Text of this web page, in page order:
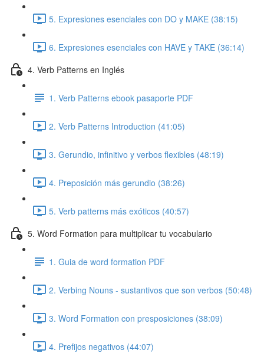
5. Expresiones esenciales con DO y MAKE (38:15)
6. Expresiones esenciales con HAVE y TAKE (36:14)
4. Verb Patterns en Inglés
1. Verb Patterns ebook pasaporte PDF
2. Verb Patterns Introduction (41:05)
3. Gerundio, infinitivo y verbos flexibles (48:19)
4. Preposición más gerundio (38:26)
5. Verb patterns más exóticos (40:57)
5. Word Formation para multiplicar tu vocabulario
1. Guia de word formation PDF
2. Verbing Nouns - sustantivos que son verbos (50:48)
3. Word Formation con presposiciones (38:09)
4. Prefijos negativos (44:07)